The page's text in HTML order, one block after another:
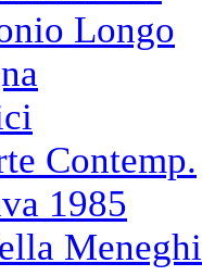
Longo
Contemp.
1985